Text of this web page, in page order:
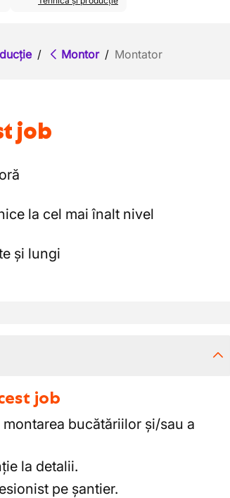
/ Montor / Montator
job
la cel mai înalt nivel
și lungi
job
bucătăriilor și/sau a
la detalii.
pe șantier.